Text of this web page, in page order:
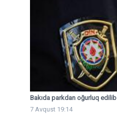
Bakıda parkdan oğurluq edilib
7 Avqust 19:14